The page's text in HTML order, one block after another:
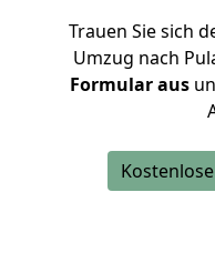
Trauen Sie sich
Umzug nach
Formular aus